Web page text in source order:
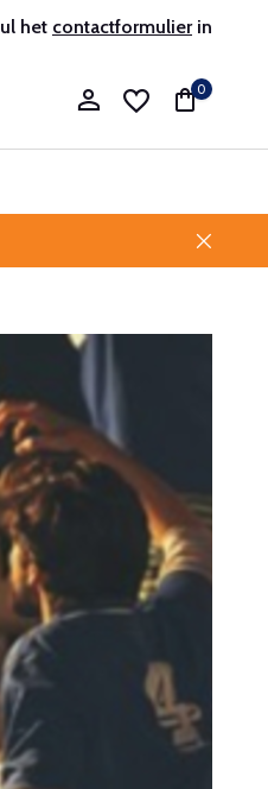
het contactformulierin
Account aanmaken
Account aanmaken
0